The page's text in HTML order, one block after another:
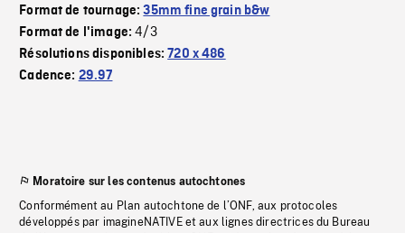
Format de tournage:35mm fine grain b&w
Format de l'image:4/3
Résolutions disponibles:720 x 486
Cadence: 29.97
Moratoire sur les contenus autochtones
Conformément au Plan autochtone de l’ONF, aux protocoles
développés par imagineNATIVE et aux lignes directrices du Bureau